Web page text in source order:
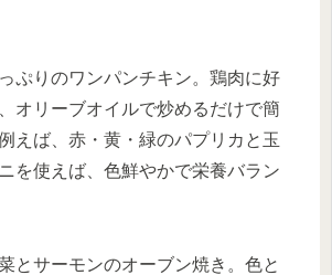
ぷりのワンパンチキン。鶏肉に好
オリーブオイルで炒めるだけで簡
えば、赤・黄・緑のパプリカと玉
を使えば、色鮮やかで栄養バラン
とサーモンのオーブン焼き。色と